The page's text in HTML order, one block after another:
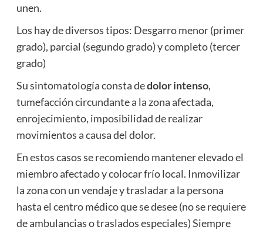
unen.
Los hay de diversos tipos: Desgarro menor (primer
grado), parcial (segundo grado) y completo (tercer
grado)
Su sintomatología consta dedolor intenso,
tumefacción circundante a la zona afectada,
enrojecimiento, imposibilidad de realizar
movimientos a causa del dolor.
En estos casos se recomiendo mantener elevado el
miembro afectado y colocar frío local. Inmovilizar
la zona con un vendaje y trasladar a la persona
hasta el centro médico que se desee (no se requiere
de ambulancias o traslados especiales) Siempre